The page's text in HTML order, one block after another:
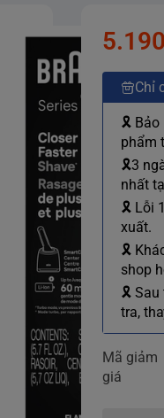
Chỉ
🎗 Bảo
phẩm
🎗3
nhất
🎗 Lỗi
xuất.
🎗
shop
🎗 Sau
tra,
Mã giảm
giá